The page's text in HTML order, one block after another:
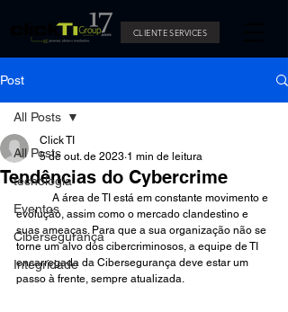
CLIENTE SERVICES
Post
All Posts
tecnologia
Eventos
Cibersegurança
Integridade
All Posts
Tendências do Cybercrime
Click TI
5 de out. de 2023 1 min de leitura
evolução, assim como o mercado clandestino e
suas ameaças. Para que a sua organização não se
torne um alvo dos cibercriminosos, a equipe de TI
encarregada da Cibersegurança deve estar um
passo à frente, sempre atualizada.